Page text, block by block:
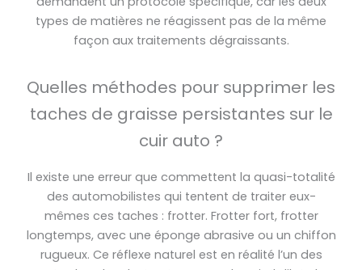
types de matières ne réagissent pas de la même
façon aux traitements dégraissants.
Quelles méthodes pour supprimer les
taches de graisse persistantes sur le
cuir auto ?
Il existe une erreur que commettent la quasi-totalité
des automobilistes qui tentent de traiter eux-
mêmes ces taches : frotter. Frotter fort, frotter
longtemps, avec une éponge abrasive ou un chiffon
rugueux. Ce réflexe naturel est en réalité l’un des